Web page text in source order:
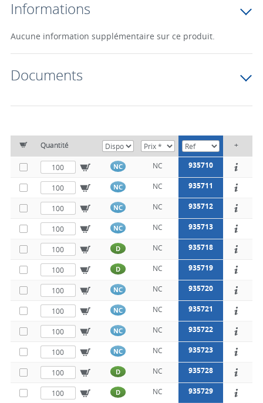
Informations
Aucune information supplémentaire sur ce produit.
Documents
Quantité +
NC NC 935710
NC NC 935711
NC NC 935712
NC NC 935713
D NC 935718
D NC 935719
NC NC 935720
NC NC 935721
NC NC 935722
NC NC 935723
D NC 935728
D NC 935729